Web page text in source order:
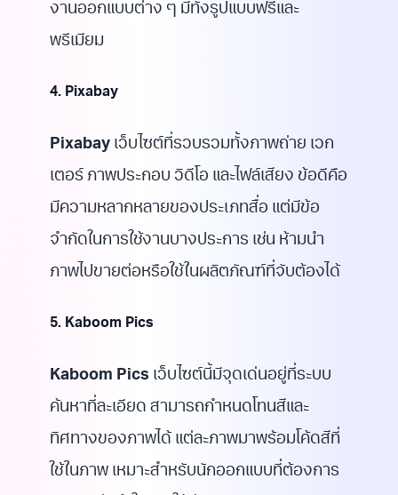
งานออกแบบต่าง ๆ มีทั้งรูปแบบฟรีและ
พรีเมียม
4. Pixabay
Pixabay เว็บไซต์ที่รวบรวมทั้งภาพถ่าย เวก
เตอร์ ภาพประกอบ วิดีโอ และไฟล์เสียง ข้อดีคือ
มีความหลากหลายของประเภทสื่อ แต่มีข้อ
จำกัดในการใช้งานบางประการ เช่น ห้ามนำ
ภาพไปขายต่อหรือใช้ในผลิตภัณฑ์ที่จับต้องได้
5. Kaboom Pics
Kaboom Pics เว็บไซต์นี้มีจุดเด่นอยู่ที่ระบบ
ค้นหาที่ละเอียด สามารถกำหนดโทนสีและ
ทิศทางของภาพได้ แต่ละภาพมาพร้อมโค้ดสีที่
ใช้ในภาพ เหมาะสำหรับนักออกแบบที่ต้องการ